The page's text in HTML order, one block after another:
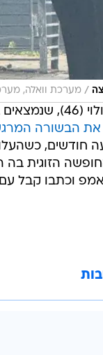
/ מערכת וואלה,
כזכור, פרידר (38) ולוי
את הבשורה
חודשים,
הזוגית בה
וכתבו קבל